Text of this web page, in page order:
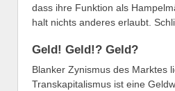
dass ihre Funktion als
halt nichts anderes erlaubt.
Geld! Geld!? Geld?
Blanker Zynismus des Marktes
Transkapitalismus ist eine